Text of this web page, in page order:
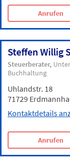
Anrufen
Steffen Willig
Steuerberater
Buchhaltung
Uhlandstr. 18
71729
Kontaktdetails
Anrufen